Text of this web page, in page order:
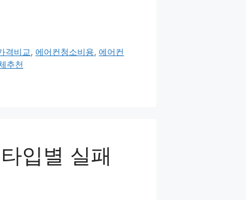
격비교,에어컨청소비용,에어컨
추천
입별 실패